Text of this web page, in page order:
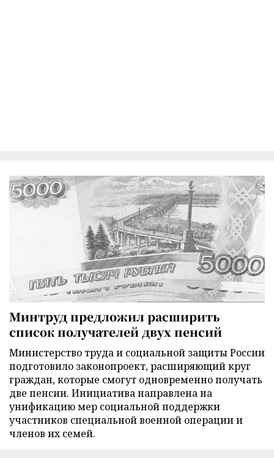
Минтруд предложил расширить
список получателей двух пенсий
Министерство труда и социальной защиты России
подготовило законопроект, расширяющий круг
граждан, которые смогут одновременно получать
две пенсии. Инициатива направлена на
унификацию мер социальной поддержки
участников специальной военной операции и
членов их семей.